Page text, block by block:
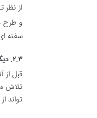
از نظر
و طرح
سفته
۲.۳. دیگر روش های مطالبه (مذاکره، اظهارنامه) قبل از طرح دعوی
قبل از
تلاش
تواند